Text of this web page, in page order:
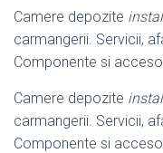
Camere depozite
carmangerii. Servicii,
Componente si
Camere depozite
carmangerii. Servicii,
Componente si